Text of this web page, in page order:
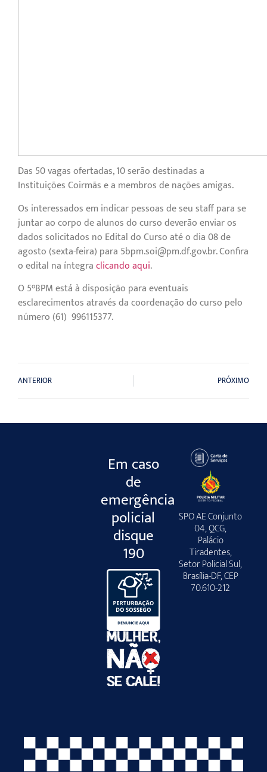
Das 50 vagas ofertadas, 10 serão destinadas a
Instituições Coirmãs e a membros de nações amigas.
Os interessados em indicar pessoas de seu staff para se
juntar ao corpo de alunos do curso deverão enviar os
dados solicitados no Edital do Curso até o dia 08 de
agosto (sexta-feira) para 5bpm.soi@pm.df.gov.br. Confira
o edital na íntegraclicando aqui.
O 5°BPM está à disposição para eventuais
esclarecimentos através da coordenação do curso pelo
número (61) 996115377.
ANTERIOR PRÓXIMO
Em caso
de
emergência
policial
disque
190
SPO AE Conjunto
04, QCG,
Palácio
Tiradentes,
Setor Policial Sul,
Brasília-DF, CEP
70.610-212